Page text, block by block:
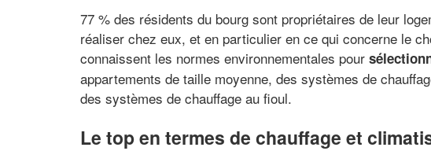
77 % des résidents du bourg sont propriétaires de leur
réaliser chez eux, et en particulier en ce qui concerne le
connaissent les normes environnementales pour
appartements de taille moyenne, des systèmes de
des systèmes de chauffage au fioul.
Le top en termes de chauffage et